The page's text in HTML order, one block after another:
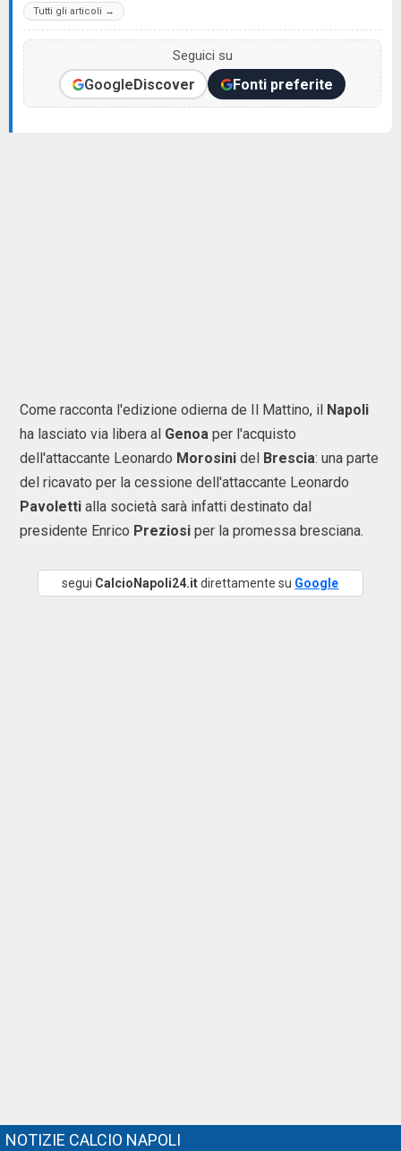
Tutti gli articoli →
Seguici su
GoogleDiscover Fonti preferite
Come racconta l'edizione odierna de Il Mattino, il Napoli
ha lasciato via libera al Genoa per l'acquisto
dell'attaccante Leonardo Morosini del Brescia: una parte
del ricavato per la cessione dell'attaccante Leonardo
Pavoletti alla società sarà infatti destinato dal
presidente Enrico Preziosi per la promessa bresciana.
segui CalcioNapoli24.itdirettamente su Google
NOTIZIE CALCIO NAPOLI